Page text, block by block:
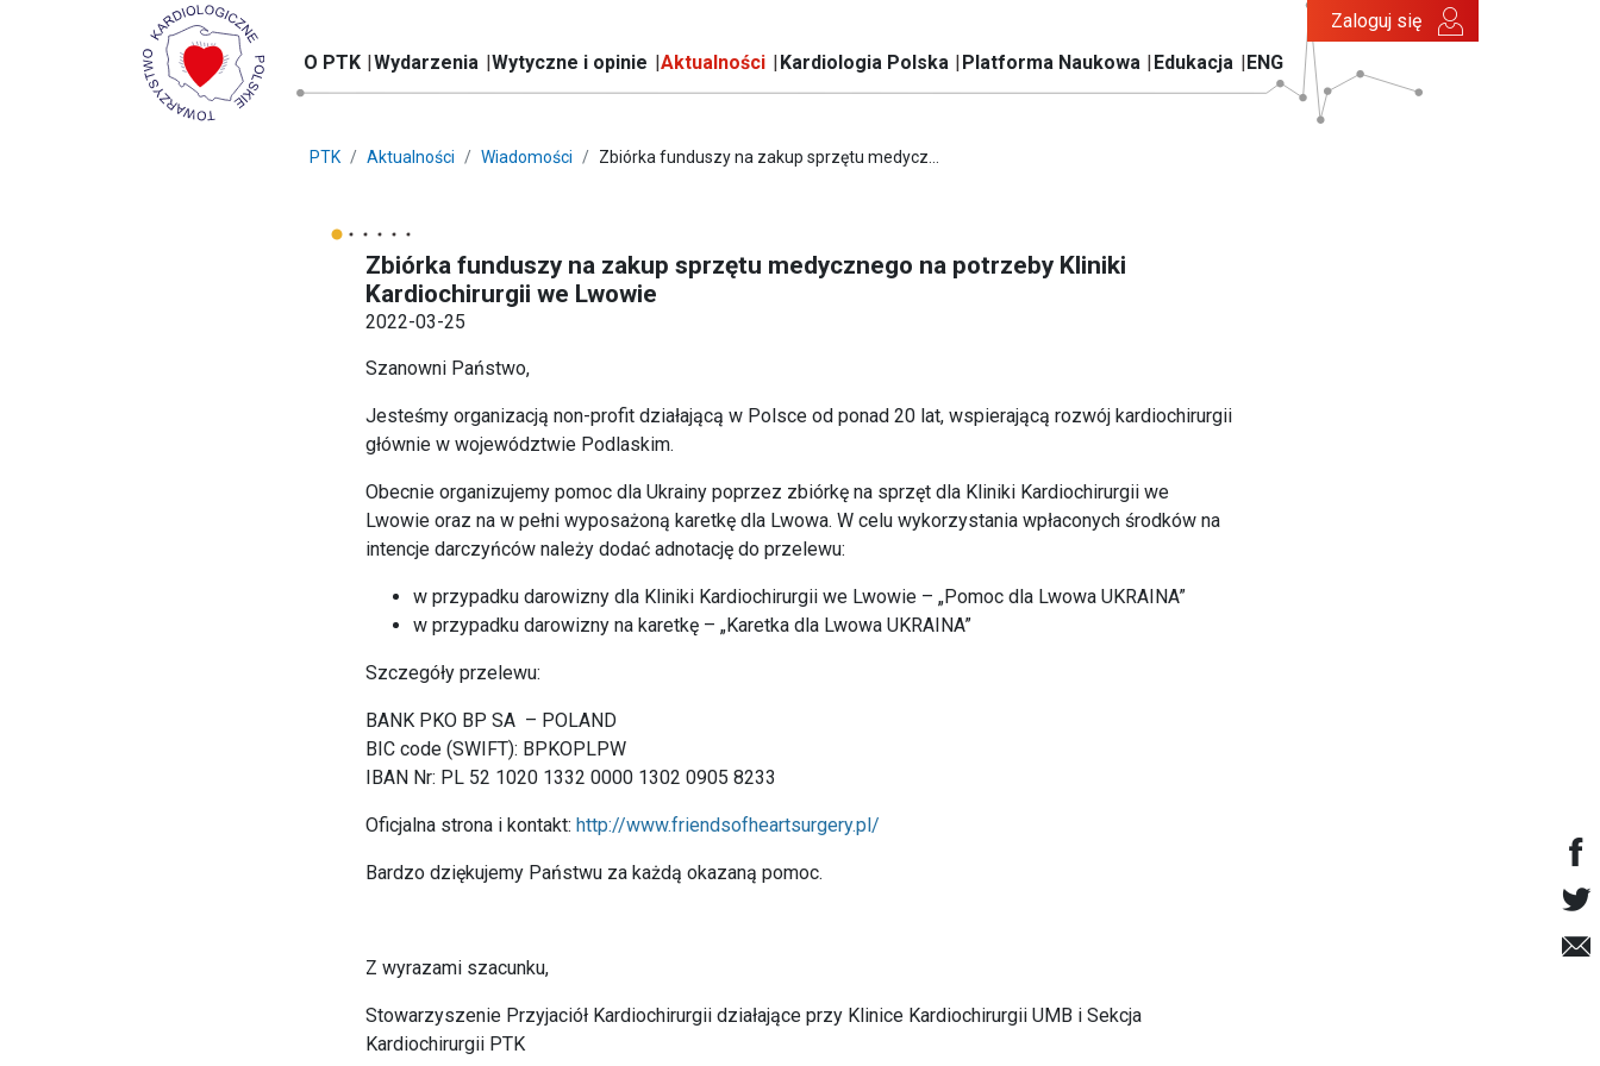
O PTK Wydarzenia Wytyczne i opinie Aktualności Kardiologia Polska Platforma Naukowa Edukacja ENG
Zaloguj się
PTK Aktualności Wiadomości Zbiórka funduszy na zakup sprzętu medycz...
Zbiórka funduszy na zakup sprzętu medycznego na potrzeby Kliniki
Kardiochirurgii we Lwowie
2022-03-25
Szanowni Państwo,
Jesteśmy organizacją non-profit działającą w Polsce od ponad 20 lat, wspierającą rozwój kardiochirurgii
głównie w województwie Podlaskim.
Obecnie organizujemy pomoc dla Ukrainy poprzez zbiórkę na sprzęt dla Kliniki Kardiochirurgii we
Lwowie oraz na w pełni wyposażoną karetkę dla Lwowa. W celu wykorzystania wpłaconych środków na
intencje darczyńców należy dodać adnotację do przelewu:
w przypadku darowizny dla Kliniki Kardiochirurgii we Lwowie – „Pomoc dla Lwowa UKRAINA”
w przypadku darowizny na karetkę – „Karetka dla Lwowa UKRAINA”
Szczegóły przelewu:
BANK PKO BP SA – POLAND
BIC code (SWIFT): BPKOPLPW
IBAN Nr: PL 52 1020 1332 0000 1302 0905 8233
Oficjalna strona i kontakt: http://www.friendsofheartsurgery.pl/
Bardzo dziękujemy Państwu za każdą okazaną pomoc.
Z wyrazami szacunku,
Stowarzyszenie Przyjaciół Kardiochirurgii działające przy Klinice Kardiochirurgii UMB i Sekcja
Kardiochirurgii PTK